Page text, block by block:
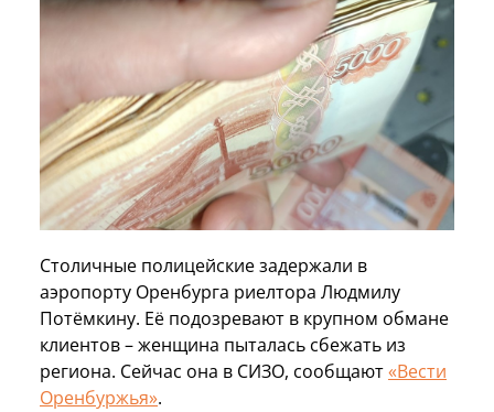
Столичные полицейские задержали в
аэропорту Оренбурга риелтора Людмилу
Потёмкину. Её подозревают в крупном обмане
клиентов – женщина пыталась сбежать из
региона. Сейчас она в СИЗО, сообщают«Вести
Оренбуржья».